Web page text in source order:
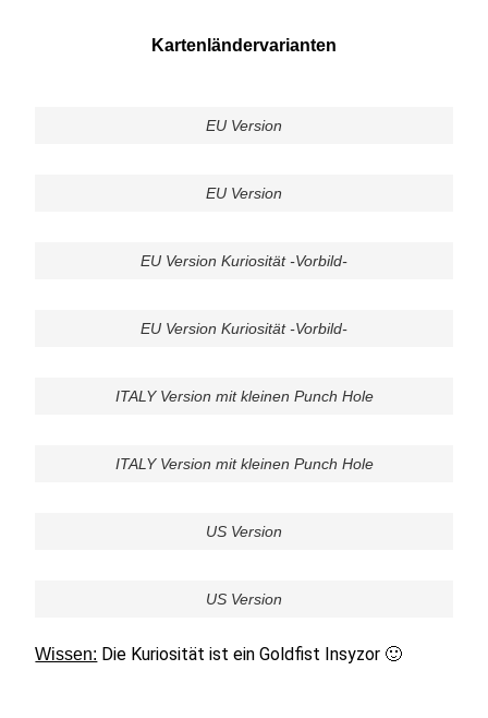
Kartenländervarianten
EU Version
EU Version
EU Version Kuriosität -Vorbild-
EU Version Kuriosität -Vorbild-
ITALY Version mit kleinen Punch Hole
ITALY Version mit kleinen Punch Hole
US Version
US Version
Wissen: Die Kuriosität ist ein Goldfist Insyzor 🙂